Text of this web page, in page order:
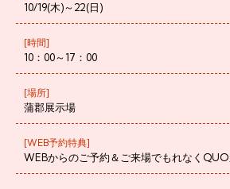
10/19(木)～22(日)
[時間]
10：00～17：00
[場所]
蒲郡展示場
[WEB予約特典]
WEBからのご予約＆ご来場でもれなく